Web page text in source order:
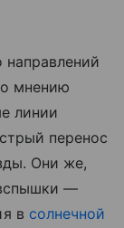
направлений
мнению
линии
перенос
Они же,
—
в солнечной